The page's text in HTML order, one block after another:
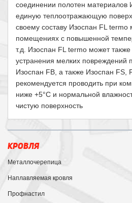
соединении полотен материалов
единую теплоотражающую
своему составу Изоспан FL termo
помещениях с повышенной
т.д. Изоспан FL termo может
устранения мелких повреждений
Изоспан FB, а также Изоспан FS,
рекомендуется проводить при
ниже +5°С и нормальной
чистую поверхность
КРОВЛЯ
Металлочерепица
Наплавляемая кровля
Профнастил